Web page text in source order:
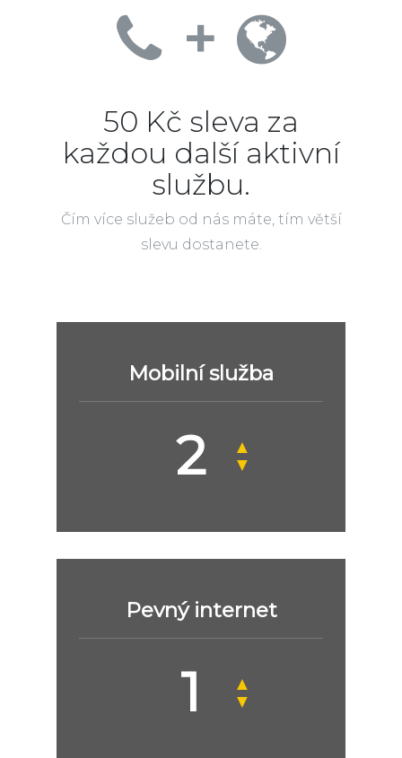
+
50 Kč sleva za
každou další aktivní
službu.
Čím více služeb od nás máte, tím větší
slevu dostanete.
Mobilní služba
▲
▼
Pevný internet
▲
▼